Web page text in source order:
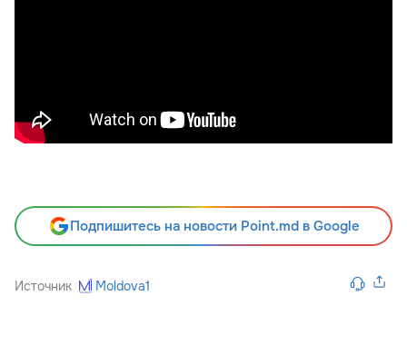
Подпишитесь на новости Point.md в Google
Источник Moldova1